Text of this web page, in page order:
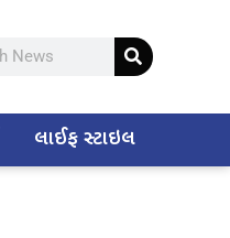
લાઈફ સ્ટાઇલ